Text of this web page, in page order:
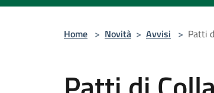
Home > Novità > Avvisi > Patti